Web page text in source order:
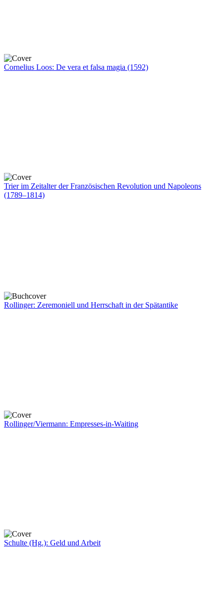
Cornelius Loos: De vera et falsa magia (1592)
Trier im Zeitalter der Französischen Revolution und Napoleons
(1789–1814)
Rollinger: Zeremoniell und Herrschaft in der Spätantike
Rollinger/Viermann: Empresses-in-Waiting
Schulte (Hg.): Geld und Arbeit